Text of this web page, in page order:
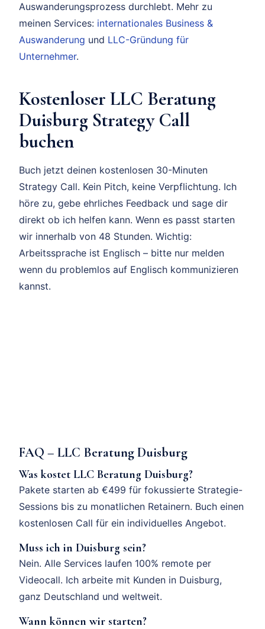
Auswanderungsprozess durchlebt. Mehr zu
meinen Services: internationales Business &
Auswanderung und LLC-Gründung für
Unternehmer.
Kostenloser LLC Beratung
Duisburg Strategy Call
buchen
Buch jetzt deinen kostenlosen 30-Minuten
Strategy Call. Kein Pitch, keine Verpflichtung. Ich
höre zu, gebe ehrliches Feedback und sage dir
direkt ob ich helfen kann. Wenn es passt starten
wir innerhalb von 48 Stunden. Wichtig:
Arbeitssprache ist Englisch – bitte nur melden
wenn du problemlos auf Englisch kommunizieren
kannst.
FAQ – LLC Beratung Duisburg
Was kostet LLC Beratung Duisburg?
Pakete starten ab €499 für fokussierte Strategie-
Sessions bis zu monatlichen Retainern. Buch einen
kostenlosen Call für ein individuelles Angebot.
Muss ich in Duisburg sein?
Nein. Alle Services laufen 100% remote per
Videocall. Ich arbeite mit Kunden in Duisburg,
ganz Deutschland und weltweit.
Wann können wir starten?